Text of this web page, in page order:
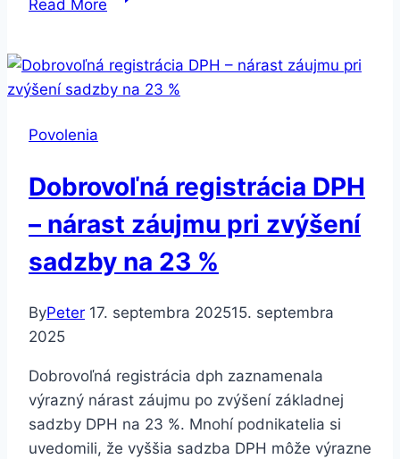
Read More
doprave
–
plochu?
Povolenia
Dobrovoľná registrácia DPH
– nárast záujmu pri zvýšení
sadzby na 23 %
ByPeter 17. septembra 202515. septembra
2025
Dobrovoľná registrácia dph zaznamenala
výrazný nárast záujmu po zvýšení základnej
sadzby DPH na 23 %. Mnohí podnikatelia si
uvedomili, že vyššia sadzba DPH môže výrazne